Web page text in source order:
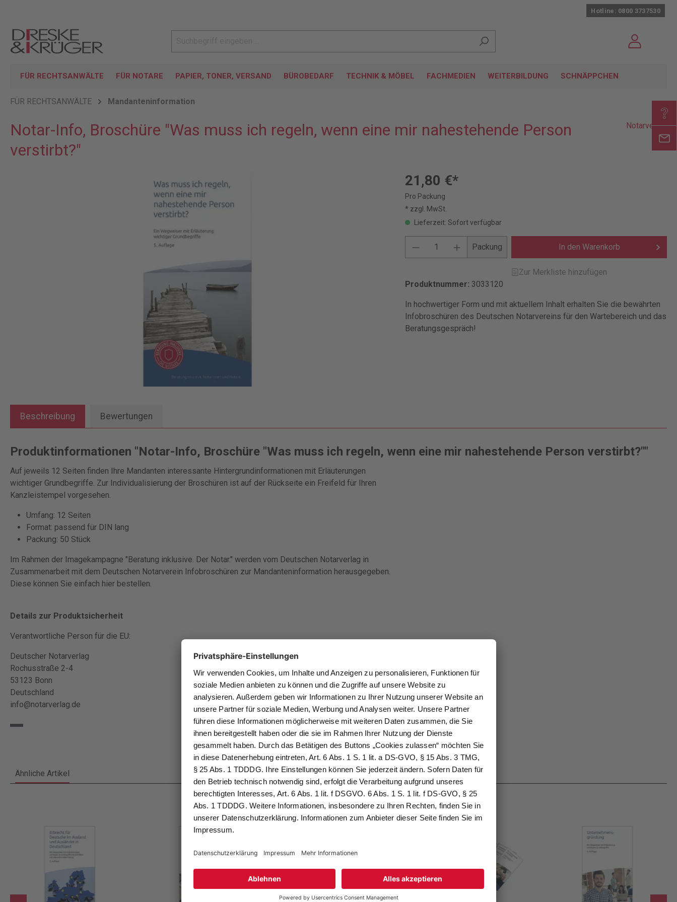
Hotline: 0800 3737530
FÜR RECHTSANWÄLTE FÜR NOTARE PAPIER, TONER, VERSAND BÜROBEDARF TECHNIK & MÖBEL FACHMEDIEN WEITERBILDUNG SCHNÄPPCHEN
FÜR RECHTSANWÄLTE Mandanteninformation
Notar-Info, Broschüre "Was muss ich regeln, wenn eine mir nahestehende Person
verstirbt?"
Notarverlag
21,80 €*
Pro Packung
* zzgl. MwSt.
Lieferzeit: Sofort verfügbar
Packung In den Warenkorb
Zur Merkliste hinzufügen
Produktnummer: 3033120
In hochwertiger Form und mit aktuellem Inhalt erhalten Sie die bewährten
Infobroschüren des Deutschen Notarvereins für den Wartebereich und das
Beratungsgespräch!
Beschreibung Bewertungen
Produktinformationen "Notar-Info, Broschüre "Was muss ich regeln, wenn eine mir nahestehende Person verstirbt?""
Auf jeweils 12 Seiten finden Ihre Mandanten interessante Hintergrundinformationen mit Erläuterungen
wichtiger Grundbegriffe. Zur Individualisierung der Broschüren ist auf der Rückseite ein Freifeld für Ihren
Kanzleistempel vorgesehen.
Umfang: 12 Seiten
Format: passend für DIN lang
Packung: 50 Stück
Im Rahmen der Imagekampagne "Beratung inklusive. Der Notar." werden vom Deutschen Notarverlag in
Zusammenarbeit mit dem Deutschen Notarverein Infobroschüren zur Mandanteninformation herausgegeben.
Diese können Sie einfach hier bestellen.
Details zur Produktsicherheit
Verantwortliche Person für die EU:
Deutscher Notarverlag
Rochusstraße 2-4
53123 Bonn
Deutschland
info@notarverlag.de
Ähnliche Artikel